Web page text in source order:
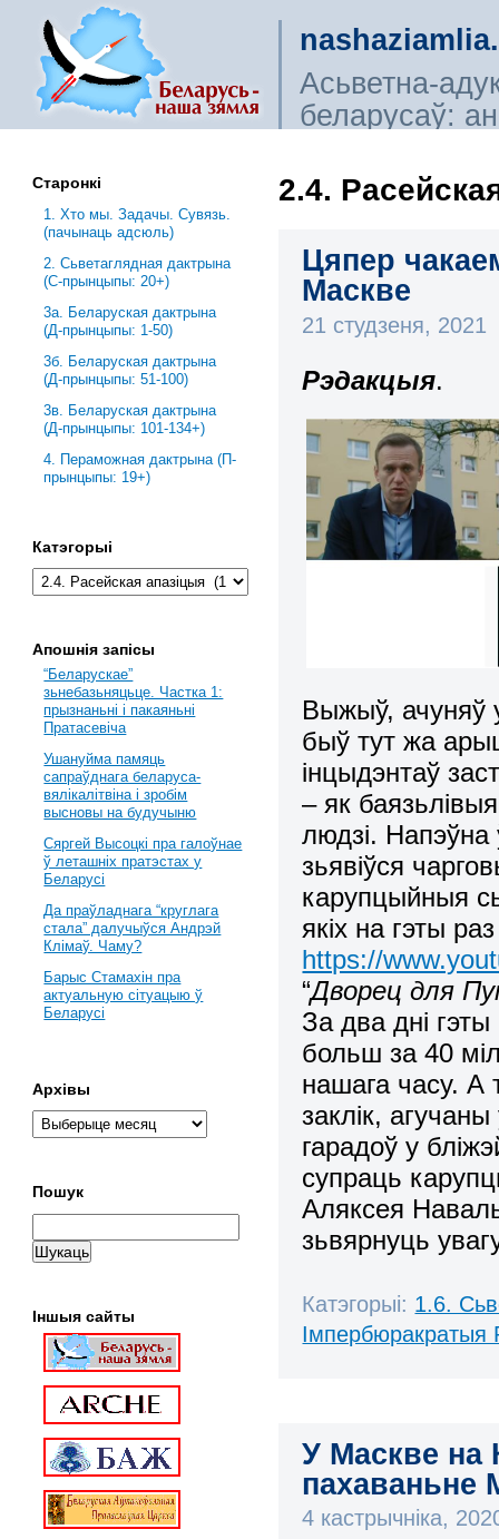
Асьветна-
беларусаў:
2.4.
Цяпер
Маскве
21 студзеня, 2021
Рэдакцыя.
Выжыў, ачуняў
быў тут жа
інцыдэнтаў
– як
людзі. Напэўна
зьявіўся
карупцыйныя
якіх на гэты
https://
“Дворец для
За два дні
больш за 40
нашага часу. А
заклік,
гарадоў у
супраць
Аляксея
зьвярнуць
Катэгорыі: 1.6.
Імпербюракратыя
У Маскве на
пахаваньне
4 кастрычніка,
Старонкі
1. Хто мы. Задачы. Сувязь.
(пачынаць адсюль)
2. Сьветаглядная дактрына
(С-прынцыпы: 20+)
3a. Беларуская дактрына
(Д-прынцыпы: 1-50)
3б. Беларуская дактрына
(Д-прынцыпы: 51-100)
3в. Беларуская дактрына
(Д-прынцыпы: 101-134+)
4. Пераможная дактрына (П-
прынцыпы: 19+)
Катэгорыі
Апошнія запісы
“Беларускае”
зьнебазьняцьце. Частка 1:
прызнаньні і пакаяньні
Пратасевіча
Ушануйма памяць
сапраўднага беларуса-
вялікалітвіна і зробім
высновы на будучыню
Сяргей Высоцкі пра галоўнае
ў леташніх пратэстах у
Беларусі
Да праўладнага “круглага
стала” далучыўся Андрэй
Клімаў. Чаму?
Барыс Стамахін пра
актуальную сітуацыю ў
Беларусі
Архівы
Пошук
Іншыя сайты